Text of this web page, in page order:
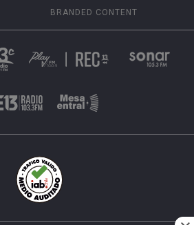
BRANDED CONTENT